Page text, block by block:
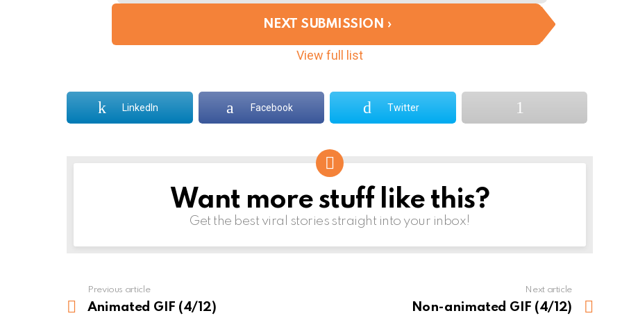
i
g
a
NEXT SUBMISSION
View full list
LinkedIn Facebook Twitter
NEWSLETTERWant more stuff like this?
Get the best viral stories straight into your inbox!
more
Previous article
Animated GIF (4/12)
Next article
Non-animated GIF (4/12)